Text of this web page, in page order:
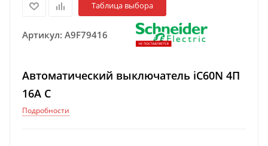
Таблица выбора
Артикул: A9F79416
Автоматический выключатель iC60N 4П
16A C
Подробности